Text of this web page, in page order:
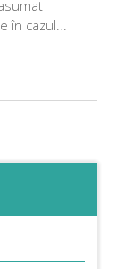
în cazul...